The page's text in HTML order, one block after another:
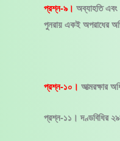
প্রশ্ন-৯। অব্যাহতি এবং
পুনরায় একই অপরাধের
প্রশ্ন-১০। আত্মরক্ষার
প্রশ্ন-১১। দণ্ডবিধির